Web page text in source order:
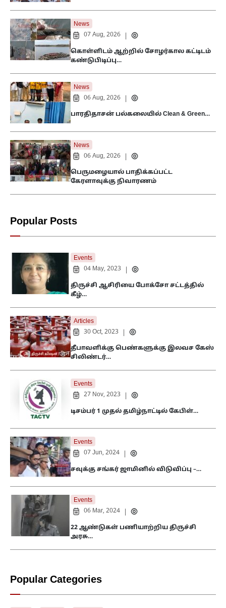
News
07 Aug, 2026
கொள்ளிடம் ஆற்றில் சோழர்கால கட்டிடம்
கண்டுபிடிப்பு…
News
06 Aug, 2026
பாரதிதாசன் பல்கலையில் Clean & Green…
News
06 Aug, 2026
பெருமழையால் பாதிக்கப்பட்ட
கேரளாவுக்கு நிவாரணம்
Popular Posts
Events
04 May, 2023
திருச்சி ஆசிரியை போக்சோ சட்டத்தில்
கீழ்…
Articles
30 Oct, 2023
தீபாவளிக்கு பெண்களுக்கு இலவச கேஸ்
சிலிண்டர்…
Events
27 Nov, 2023
டிசம்பர் 1 முதல் தமிழ்நாட்டில் கேபிள்…
Events
07 Jun, 2024
சவுக்கு சங்கர் ஜாமினில் விடுவிப்பு –…
Events
06 Mar, 2024
22 ஆண்டுகள் பணியாற்றிய திருச்சி
அரசு…
Popular Categories